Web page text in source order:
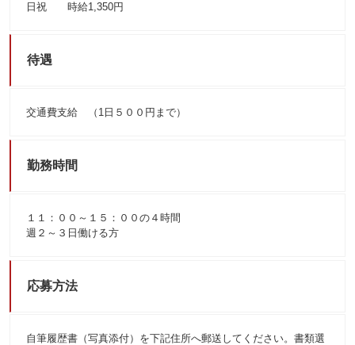
日祝 時給1,350円
待遇
交通費支給 （1日５００円まで）
勤務時間
１１：００～１５：００の４時間
週２～３日働ける方
応募方法
自筆履歴書（写真添付）を下記住所へ郵送してください。書類選